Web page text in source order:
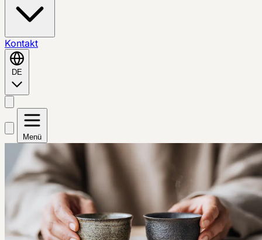
Kontakt
DE
Menü